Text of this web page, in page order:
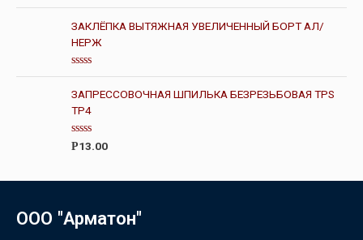
и
з
5
е
н
к
а
и
з
ЗАКЛЁПКА ВЫТЯЖНАЯ УВЕЛИЧЕННЫЙ БОРТ АЛ/
НЕРЖ
О
е
н
к
а
0
и
ЗАПРЕССОВОЧНАЯ ШПИЛЬКА БЕЗРЕЗЬБОВАЯ TPS
ТР4
О
и
з
Р13.00
ООО "Арматон"